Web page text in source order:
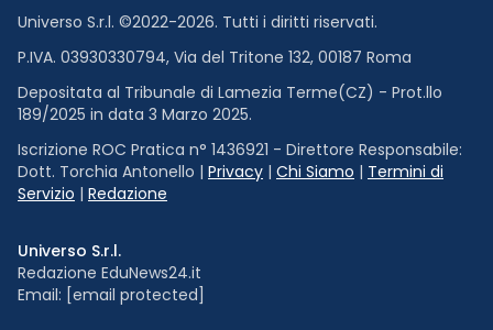
Universo S.r.l. ©2022-2026. Tutti i diritti riservati.
P.IVA. 03930330794, Via del Tritone 132, 00187 Roma
Depositata al Tribunale di Lamezia Terme(CZ) - Prot.llo
189/2025 in data 3 Marzo 2025.
Iscrizione ROC Pratica n° 1436921 - Direttore Responsabile:
Dott. Torchia Antonello | Privacy | Chi Siamo | Termini di
Servizio | Redazione
Universo S.r.l.
Redazione EduNews24.it
Email: [email protected]